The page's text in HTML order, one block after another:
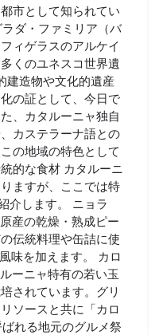
市として知られてい
ダ・ファミリア（バ
ィゲラスのアルケイ
くのユネスコ世界遺
建造物や文化的遺産
の証として、今日で
、カタルーニャ独自
カステラーナ語との
の地域の特色として
的な食材 カタルーニ
ますが、ここでは特
介します。 ニョラ
産の乾燥・熟成ピー
伝統料理や缶詰に使
味を加えます。 カロ
ーニャ特有の若い玉
されています。グリ
ソースと共に「カロ
れる地元のグルメ祭